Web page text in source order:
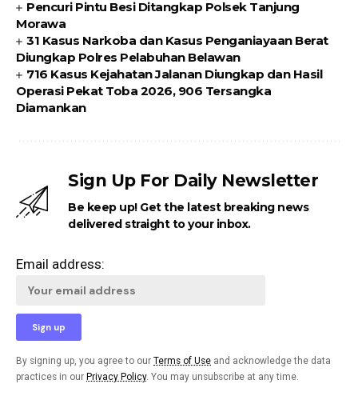
Pencuri Pintu Besi Ditangkap Polsek Tanjung
Morawa
31 Kasus Narkoba dan Kasus Penganiayaan Berat
Diungkap Polres Pelabuhan Belawan
716 Kasus Kejahatan Jalanan Diungkap dan Hasil
Operasi Pekat Toba 2026, 906 Tersangka
Diamankan
Sign Up For Daily Newsletter
Be keep up! Get the latest breaking news
delivered straight to your inbox.
Email address:
By signing up, you agree to our Terms of Use and acknowledge the data
practices in our Privacy Policy. You may unsubscribe at any time.